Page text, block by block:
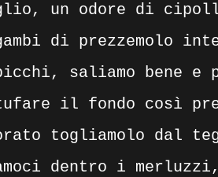
un odore di
di prezzemolo
saliamo bene e
il fondo così
togliamolo dal
dentro i